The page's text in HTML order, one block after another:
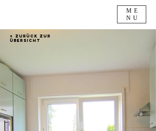
ME
NU
< Zurück zur
Übersicht